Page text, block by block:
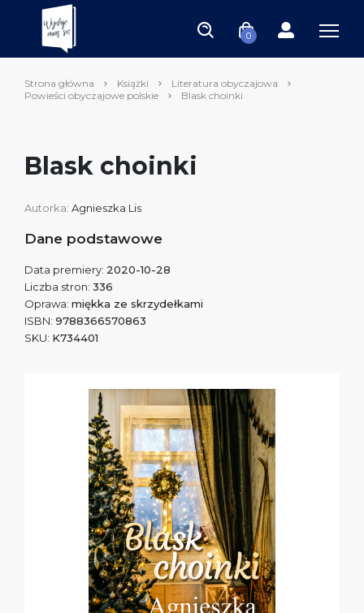
0
Strona główna Książki
Literatura obyczajowa
Powieści obyczajowe polskie
Blask choinki
Blask choinki
Autorka: Agnieszka Lis
Dane podstawowe
Data premiery: 2020-10-28
Liczba stron: 336
Oprawa: miękka ze skrzydełkami
ISBN: 9788366570863
SKU: K734401